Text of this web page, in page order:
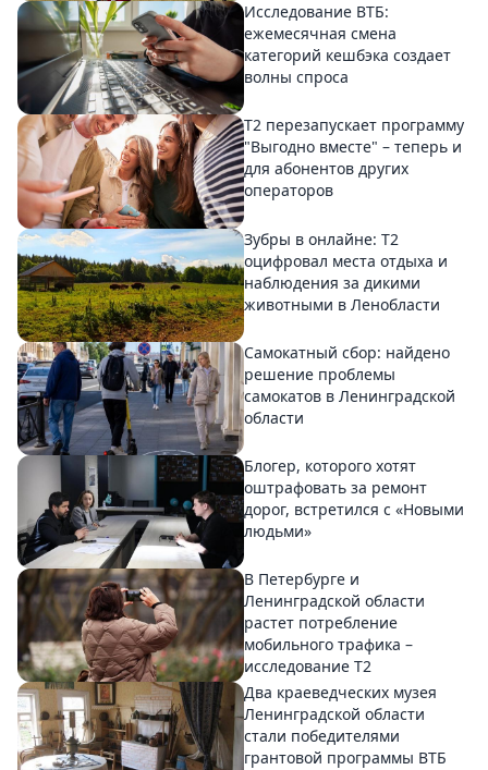
Исследование ВТБ:
ежемесячная смена
категорий кешбэка создает
волны спроса
Т2 перезапускает программу
"Выгодно вместе" – теперь и
для абонентов других
операторов
Зубры в онлайне: Т2
оцифровал места отдыха и
наблюдения за дикими
животными в Ленобласти
Самокатный сбор: найдено
решение проблемы
самокатов в Ленинградской
области
Блогер, которого хотят
оштрафовать за ремонт
дорог, встретился с «Новыми
людьми»
В Петербурге и
Ленинградской области
растет потребление
мобильного трафика –
исследование T2
Два краеведческих музея
Ленинградской области
стали победителями
грантовой программы ВТБ